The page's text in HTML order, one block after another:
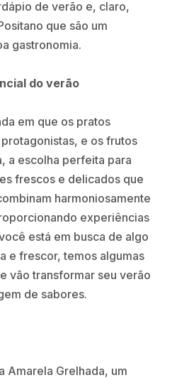
de verão e, claro,
que são um
gastronomia.
do verão
em que os pratos
e os frutos
a escolha perfeita para
frescos e delicados que
harmoniosamente
experiências
está em busca de algo
e frescor, temos algumas
vão transformar seu verão
de sabores.
Amarela Grelhada, um